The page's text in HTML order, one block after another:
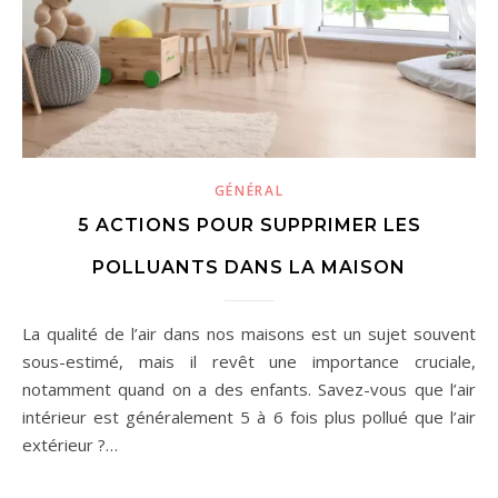
GÉNÉRAL
5 ACTIONS POUR SUPPRIMER LES
POLLUANTS DANS LA MAISON
La qualité de l’air dans nos maisons est un sujet souvent
sous-estimé, mais il revêt une importance cruciale,
notamment quand on a des enfants. Savez-vous que l’air
intérieur est généralement 5 à 6 fois plus pollué que l’air
extérieur ?…